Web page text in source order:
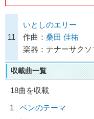
11
いとしのエリー
作曲： 桑田 佳祐
楽器：テナーサクソ
収載曲一覧
18曲を収載
1
ベンのテーマ